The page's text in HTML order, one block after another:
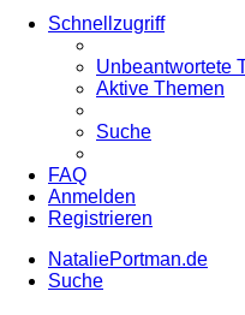
Schnellzugriff
Unbeantwortete
Aktive Themen
Suche
FAQ
Anmelden
Registrieren
NataliePortman.de
Suche